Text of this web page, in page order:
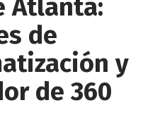
Atlanta:
de
y
de 360